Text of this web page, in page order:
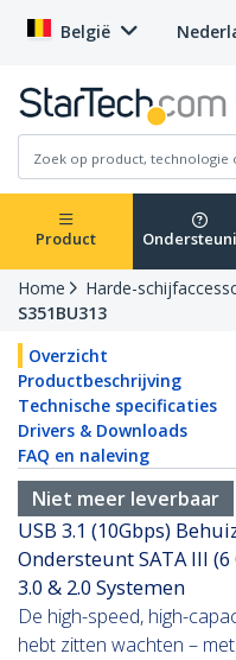
België
Product
Home Harde-
S351BU313
Overzicht
Productbeschrijving
Technische specificaties
Drivers & Downloads
FAQ en naleving
Niet meer leverbaar
USB 3.1 (10Gbps)
Ondersteunt SATA III
3.0 & 2.0 Systemen
De high-speed, high-
hebt zitten wachten –